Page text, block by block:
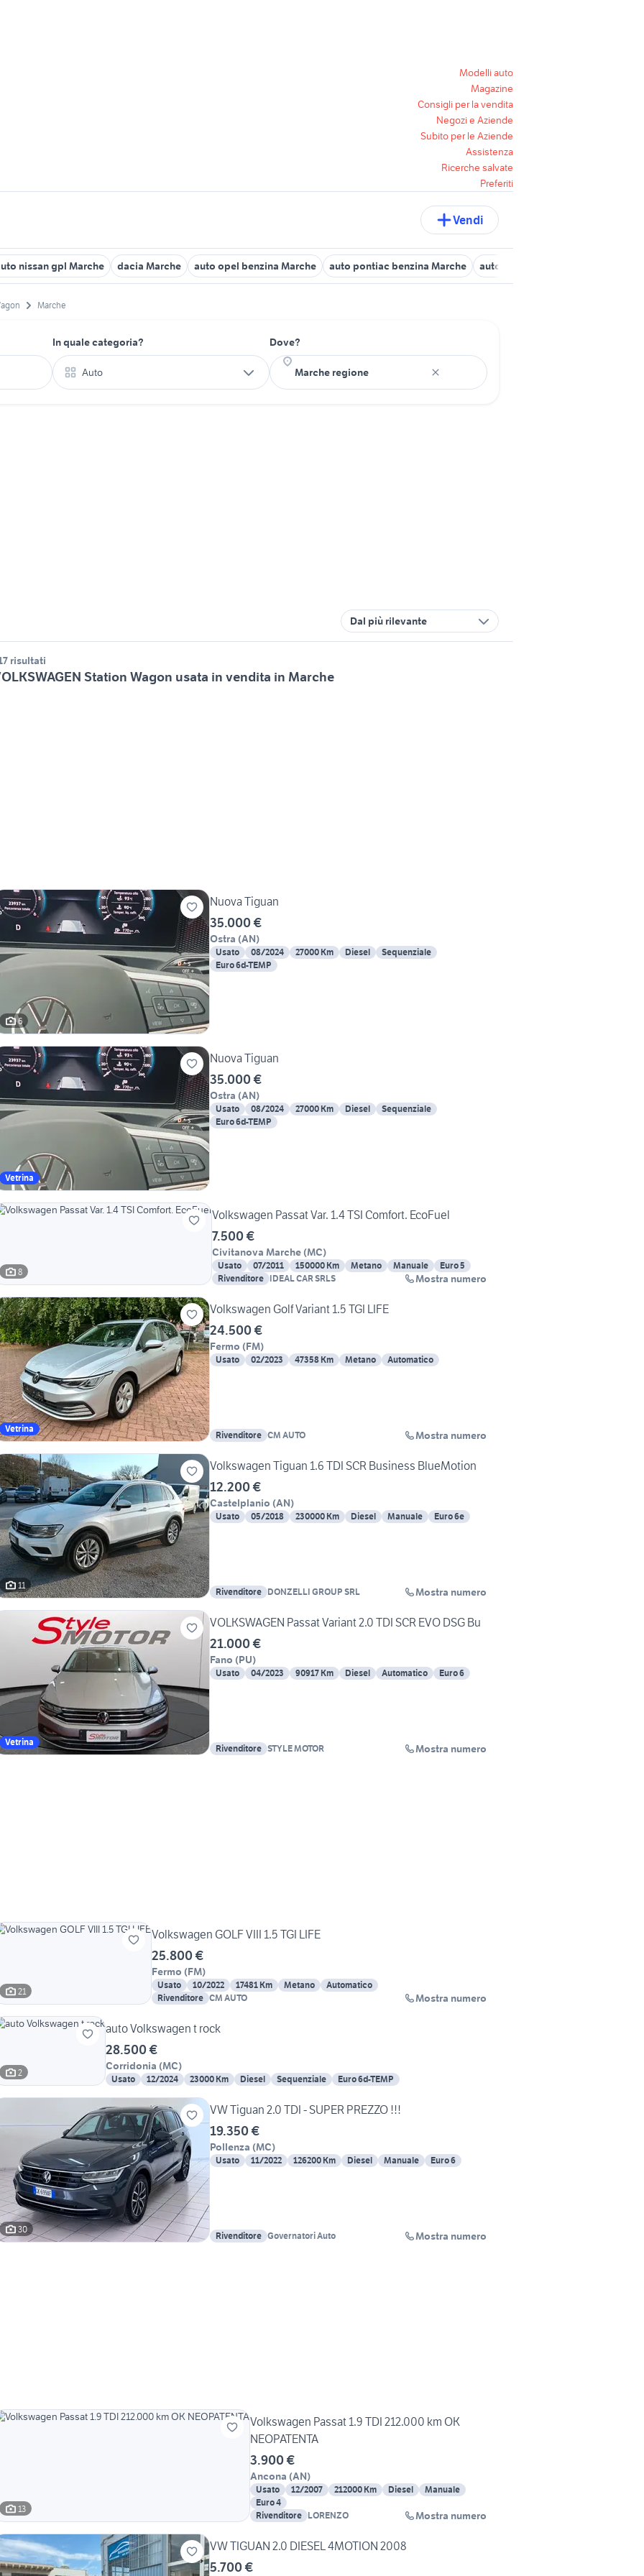
Modelli auto
Magazine
Consigli per la vendita
Negozi e Aziende
Subito per le Aziende
Assistenza
Ricerche salvate
Preferiti
Vendi
nissan gpl Marche dacia Marche auto opel benzina Marche auto pontiac benzina Marche auto lexus ux Marche
Marche
In quale categoria?
Auto
Dove?
Dal più rilevante
risultati
Station Wagon usata in vendita in Marche
6
Nuova Tiguan
35.000 €
Ostra (AN)
Usato 08/2024 27000 Km Diesel
Sequenziale
Euro 6d-TEMP
Vetrina
Nuova Tiguan
35.000 €
Ostra (AN)
Usato 08/2024 27000 Km Diesel
Sequenziale
Euro 6d-TEMP
8
Volkswagen Passat Var. 1.4 TSI Comfort. EcoFuel
7.500 €
Civitanova Marche (MC)
Usato 07/2011 150000 Km Metano Manuale
Euro 5
Rivenditore IDEAL CAR SRLS Mostra numero
Vetrina
Volkswagen Golf Variant 1.5 TGI LIFE
24.500 €
Fermo (FM)
Usato 02/2023 47358 Km Metano Automatico
Rivenditore CM AUTO Mostra numero
11
Volkswagen Tiguan 1.6 TDI SCR Business BlueMotion
12.200 €
Castelplanio (AN)
Usato 05/2018 230000 Km Diesel Manuale Euro 6e
Rivenditore DONZELLI GROUP SRL Mostra numero
Vetrina
VOLKSWAGEN Passat Variant 2.0 TDI SCR EVO DSG Bu
21.000 €
Fano (PU)
Usato 04/2023 90917 Km Diesel Automatico Euro 6
Rivenditore STYLE MOTOR Mostra numero
21
Volkswagen GOLF VIII 1.5 TGI LIFE
25.800 €
Fermo (FM)
Usato 10/2022 17481 Km Metano
Automatico
Rivenditore CM AUTO Mostra numero
2
auto Volkswagen t rock
28.500 €
Corridonia (MC)
Usato 12/2024 23000 Km Diesel Sequenziale Euro 6d-TEMP
30
VW Tiguan 2.0 TDI - SUPER PREZZO !!!
19.350 €
Pollenza (MC)
Usato 11/2022 126200 Km Diesel Manuale Euro 6
Rivenditore Governatori Auto Mostra numero
13
Volkswagen Passat 1.9 TDI 212.000 km OK
NEOPATENTA
3.900 €
Ancona (AN)
Usato 12/2007 212000 Km Diesel
Manuale
Euro 4
Rivenditore LORENZO Mostra numero
VW TIGUAN 2.0 DIESEL 4MOTION 2008
5.700 €